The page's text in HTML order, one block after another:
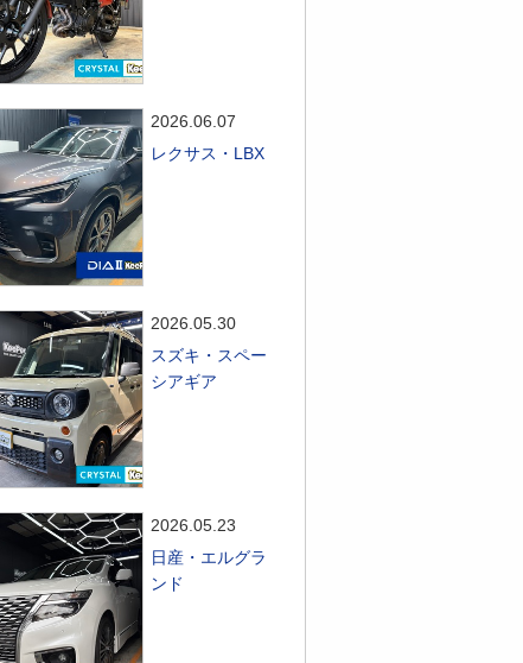
2026.06.07
レクサス・LBX
2026.05.30
スズキ・スペー
シアギア
2026.05.23
日産・エルグラ
ンド